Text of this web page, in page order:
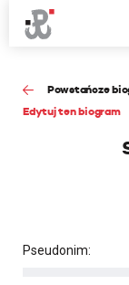
Powstańcze
Edytuj ten biogram
Pseudonim: